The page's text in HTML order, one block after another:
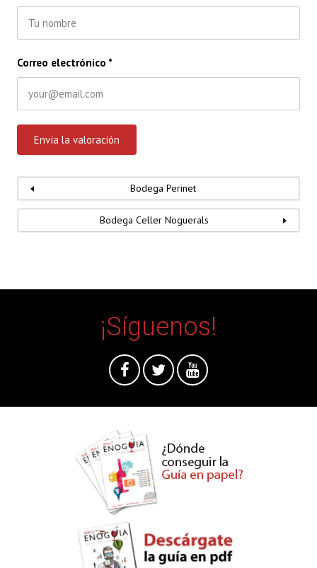
Correo electrónico *
Bodega Perinet
Bodega Celler Noguerals
¡Síguenos!